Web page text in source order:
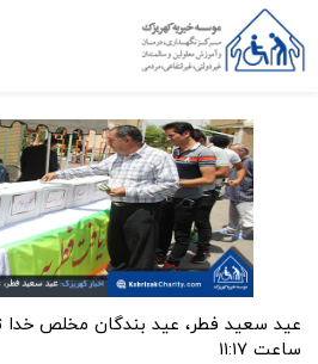
عید سعید فطر، عید بندگان مخلص خدا
ساعت ۱۱:۱۷